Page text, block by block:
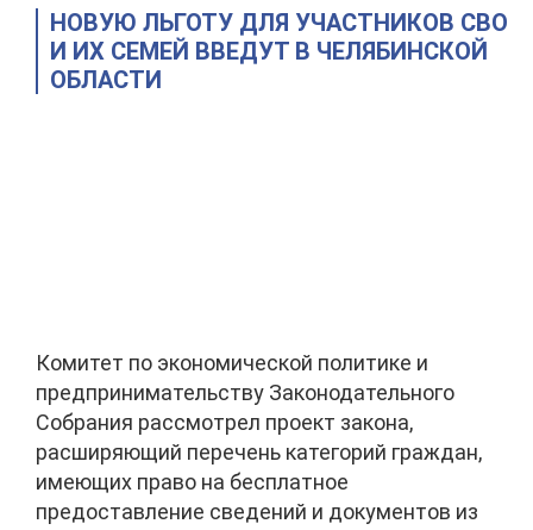
НОВУЮ ЛЬГОТУ ДЛЯ УЧАСТНИКОВ СВО
И ИХ СЕМЕЙ ВВЕДУТ В ЧЕЛЯБИНСКОЙ
ОБЛАСТИ
Комитет по экономической политике и
предпринимательству Законодательного
Собрания рассмотрел проект закона,
расширяющий перечень категорий граждан,
имеющих право на бесплатное
предоставление сведений и документов из